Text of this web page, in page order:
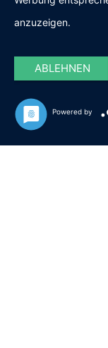
anzuzeigen.
ABLEHNEN
Powered by